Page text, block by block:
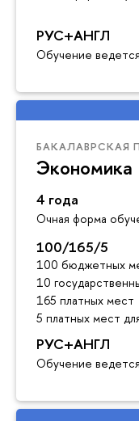
РУС+АНГЛ
Обучение
БАКАЛАВРСКАЯ
Экономика
4 года
Очная форма
100/165/5
100 бюджетных
10
165 платных мест
5 платных мест
РУС+АНГЛ
Обучение